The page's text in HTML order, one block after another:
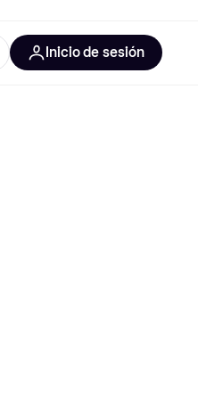
Inicio de sesión